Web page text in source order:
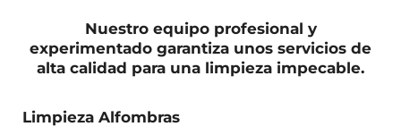
Nuestro equipo profesional y
experimentado garantiza unos servicios de
alta calidad para una limpieza impecable.
Limpieza Alfombras